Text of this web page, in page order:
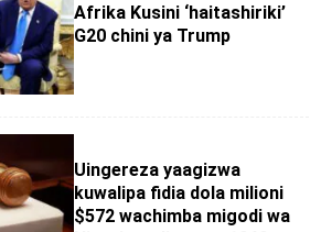
Afrika Kusini ‘haitashiriki’
G20 chini ya Trump
Uingereza yaagizwa
kuwalipa fidia dola milioni
$572 wachimba migodi wa